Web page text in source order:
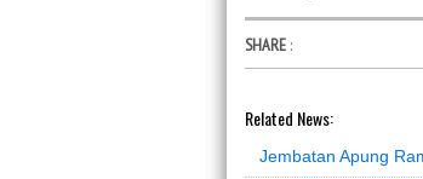
SHARE :
Related News:
Jembatan Apung